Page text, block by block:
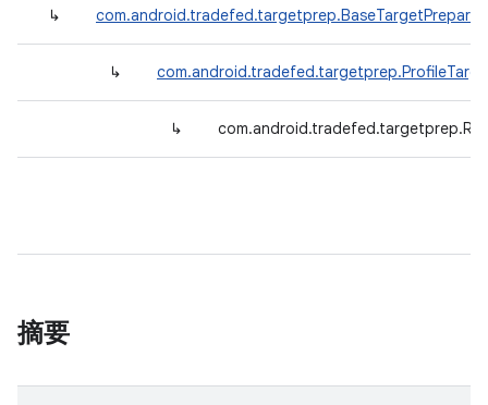
↳ com.android.tradefed.targetprep.BaseTargetPreparer
↳
↳
摘要